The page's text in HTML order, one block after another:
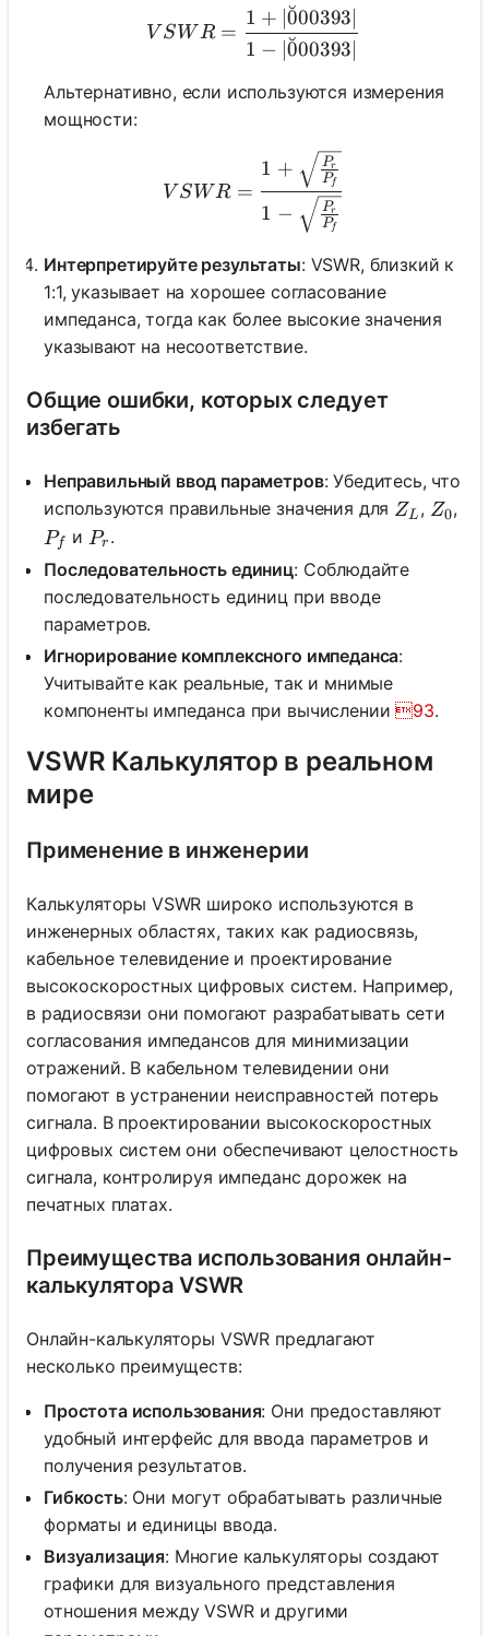
VSWR = \frac{1 +
V SWR =
1 − ∣0
˘00393∣
1 + ∣0
˘00393∣
Альтернативно, если используются измерения
мощности:
VSWR = \frac{1 +
V SWR =
1 − Pf
Pr
1 + Pf
Pr
Интерпретируйте результаты: VSWR, близкий к
1:1, указывает на хорошее согласование
импеданса, тогда как более высокие значения
указывают на несоответствие.
Общие ошибки, которых следует
избегать
Неправильный ввод параметров: Убедитесь, что
используются правильные значения для Z_L
ZL , Z_0
Z0,
P_f
Pf и P_r
Pr .
Последовательность единиц: Соблюдайте
последовательность единиц при вводе
параметров.
Игнорирование комплексного импеданса:
Учитывайте как реальные, так и мнимые
компоненты импеданса при вычислении93.
VSWR Калькулятор в реальном
мире
Применение в инженерии
Калькуляторы VSWR широко используются в
инженерных областях, таких как радиосвязь,
кабельное телевидение и проектирование
высокоскоростных цифровых систем. Например,
в радиосвязи они помогают разрабатывать сети
согласования импедансов для минимизации
отражений. В кабельном телевидении они
помогают в устранении неисправностей потерь
сигнала. В проектировании высокоскоростных
цифровых систем они обеспечивают целостность
сигнала, контролируя импеданс дорожек на
печатных платах.
Преимущества использования онлайн-
калькулятора VSWR
Онлайн-калькуляторы VSWR предлагают
несколько преимуществ:
Простота использования: Они предоставляют
удобный интерфейс для ввода параметров и
получения результатов.
Гибкость: Они могут обрабатывать различные
форматы и единицы ввода.
Визуализация: Многие калькуляторы создают
графики для визуального представления
отношения между VSWR и другими